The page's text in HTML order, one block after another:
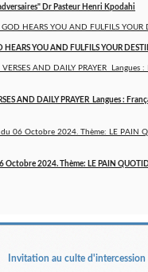
Dr Pasteur Henri Kpodahi
HEARS YOU AND FULFILS YOUR
AND DAILY PRAYER Langues :
Octobre 2024. Thème: LE PAIN